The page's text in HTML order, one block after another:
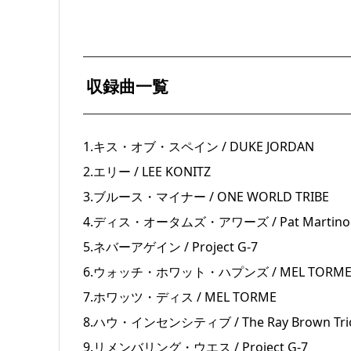
収録曲一覧
1.キス・オブ・スペイン / DUKE JORDAN
2.エリー / LEE KONITZ
3.ブルース・マイナー / ONE WORLD TRIBE
4.ディス・オータムズ・アワーズ / Pat Martino
5.ネバーアゲイン / Project G-7
6.ウォッチ・ホワット・ハプンズ / MEL TORME
7.ホワッツ・ディス / MEL TORME
8.ハウ・インセンシティブ / The Ray Brown
9.リメンバリング・ウエス / Project G-7